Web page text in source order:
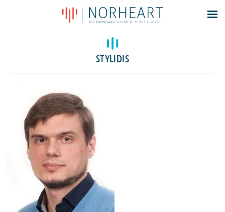
Latest news
Events
STYLIDIS